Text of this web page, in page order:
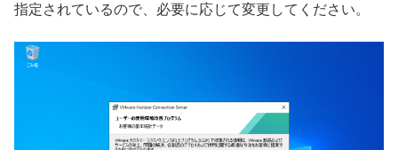
指定されているので、必要に応じて変更してください。